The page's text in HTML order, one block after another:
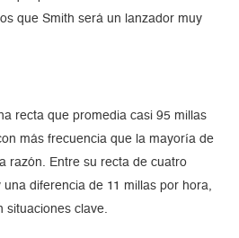
que Smith será un lanzador muy
recta que promedia casi 95 millas
más frecuencia que la mayoría de
razón. Entre su recta de cuatro
diferencia de 11 millas por hora,
situaciones clave.